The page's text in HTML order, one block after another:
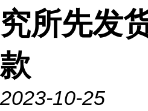
究所先发
款
2023-10-25